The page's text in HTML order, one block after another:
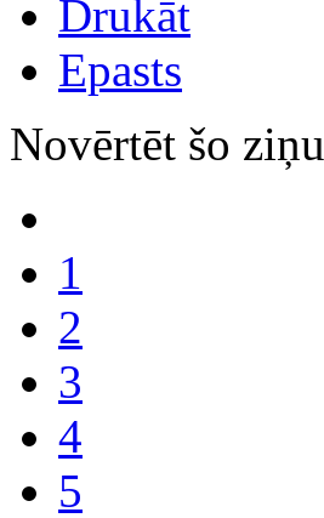
Drukāt
Epasts
Novērtēt šo ziņu
1
2
3
4
5